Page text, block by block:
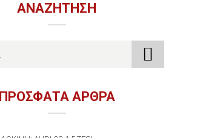
ΑΝΑΖΉΤΗΣΗ
ΠΡΟΣΦΑΤΑ ΑΡΘΡΑ